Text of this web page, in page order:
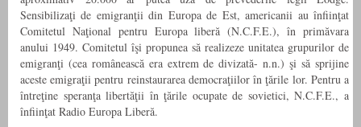
Sensibilizaţi de emigranţii din Europa de Est, americanii au înfiinţat
Comitetul Naţional pentru Europa liberă (N.C.F.E.), în primăvara
anului 1949. Comitetul îşi propunea să realizeze unitatea grupurilor de
emigranţi (cea românească era extrem de divizată- n.n.) şi să sprijine
aceste emigraţii pentru reinstaurarea democraţiilor în ţările lor. Pentru a
întreţine speranţa libertăţii în ţările ocupate de sovietici, N.C.F.E., a
înfiinţat Radio Europa Liberă.